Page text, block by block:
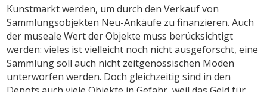
Kunstmarkt werden, um durch den Verkauf von
Sammlungsobjekten Neu-Ankäufe zu finanzieren. Auch
der museale Wert der Objekte muss berücksichtigt
werden: vieles ist vielleicht noch nicht ausgeforscht, eine
Sammlung soll auch nicht zeitgenössischen Moden
unterworfen werden. Doch gleichzeitig sind in den